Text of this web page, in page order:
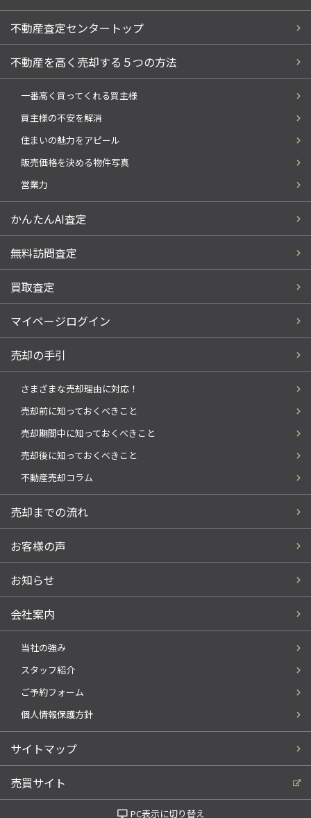
不動産査定センタートップ
不動産を高く売却する５つの方法
一番高く買ってくれる買主様
買主様の不安を解消
住まいの魅力をアピール
販売価格を決める物件写真
営業力
かんたんAI査定
無料訪問査定
買取査定
マイページログイン
売却の手引
さまざまな売却理由に対応！
売却前に知っておくべきこと
売却期間中に知っておくべきこと
売却後に知っておくべきこと
不動産売却コラム
売却までの流れ
お客様の声
お知らせ
会社案内
当社の強み
スタッフ紹介
ご予約フォーム
個人情報保護方針
サイトマップ
売買サイト
PC表示に切り替え